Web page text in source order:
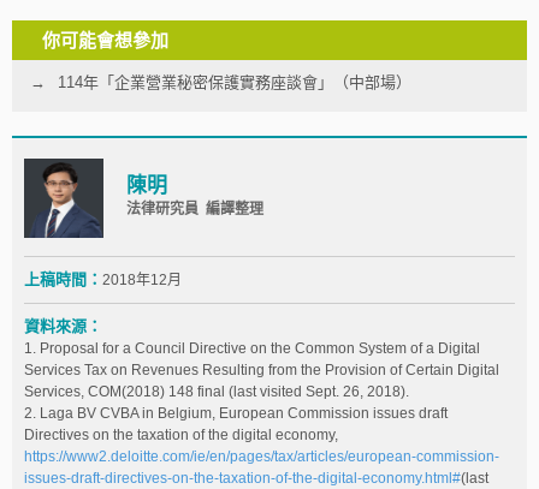
你可能會想參加
114年「企業營業秘密保護實務座談會」（中部場）
陳明
法律研究員 編譯整理
上稿時間： 2018年12月
資料來源：
1. Proposal for a Council Directive on the Common System of a Digital
Services Tax on Revenues Resulting from the Provision of Certain Digital
Services, COM(2018) 148 final (last visited Sept. 26, 2018).
2. Laga BV CVBA in Belgium, European Commission issues draft
Directives on the taxation of the digital economy,
https://www2.deloitte.com/ie/en/pages/tax/articles/european-commission-
issues-draft-directives-on-the-taxation-of-the-digital-economy.html#(last